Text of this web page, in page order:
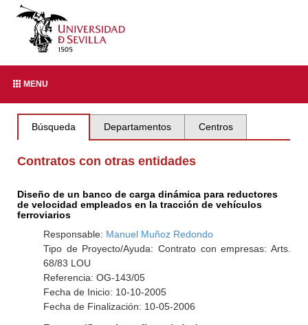
MENU
Búsqueda Departamentos Centros
Contratos con otras entidades
Diseño de un banco de carga dinámica para reductores
de velocidad empleados en la tracción de vehículos
ferroviarios
Responsable: Manuel Muñoz Redondo
Tipo de Proyecto/Ayuda: Contrato con empresas: Arts.
68/83 LOU
Referencia: OG-143/05
Fecha de Inicio: 10-10-2005
Fecha de Finalización: 10-05-2006